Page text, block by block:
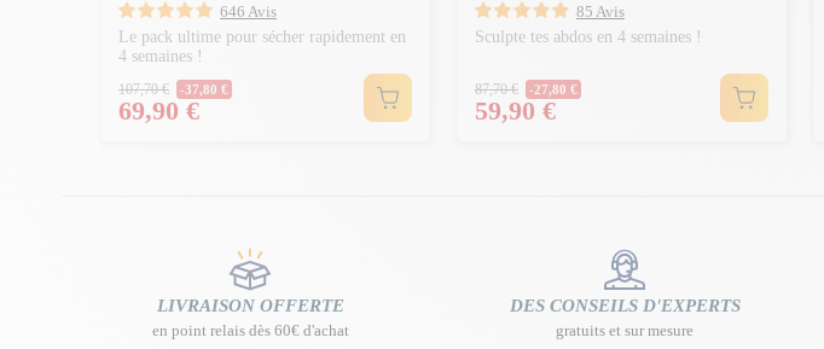
646 Avis
Le pack ultime pour sécher rapidement en
4 semaines !
Prix Normal
107,70 € -37,80 €
Prix
69,90 €
85 Avis
Sculpte tes abdos en 4 semaines !
Prix Normal
87,70 € -27,80 €
Prix
59,90 €
LIVRAISON OFFERTE
en point relais dès 60€ d'achat
DES CONSEILS D'EXPERTS
gratuits et sur mesure